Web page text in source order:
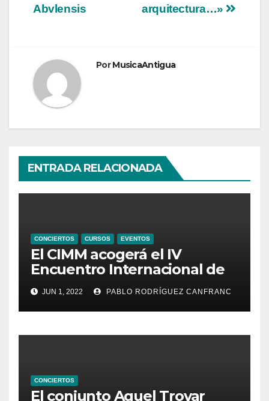
arquitectura…»
Abvlensis
PorMusicaAntigua
ENTRADA RELACIONADA
CONCIERTOS CURSOS EVENTOS
El CIMM acogerá el IV
Encuentro Internacional de
Ministriles
JUN 1, 2022 PABLO RODRÍGUEZ CANFRANC
CONCIERTOS
El conjunto Aquel Trovar